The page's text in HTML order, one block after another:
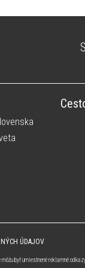
ÚDAJOV
byť umiestnené reklamné